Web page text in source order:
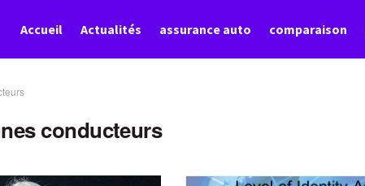
Accueil Actualités assurance auto comparaison
conducteurs